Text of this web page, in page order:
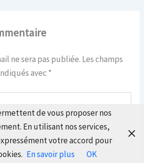
ne sera pas publiée. Les champs
avec *
de vous proposer nos
En utilisant nos services,
votre accord pour
En savoir plus OK